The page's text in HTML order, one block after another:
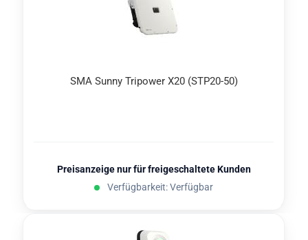
SMA Sunny Tri­power X20 (STP20-​​50)
Preisanzeige nur für freigeschaltete Kunden
Verfügbarkeit: Verfügbar